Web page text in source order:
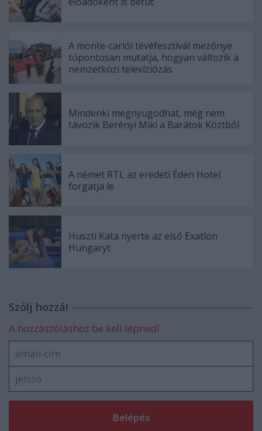
A monte-carlói tévéfesztivál mezőnye
tűpontosan mutatja, hogyan változik a
nemzetközi televíziózás
Mindenki megnyugodhat, még nem
távozik Berényi Miki a Barátok Köztből
A német RTL az eredeti Éden Hotel
forgatja le
Huszti Kata nyerte az első Exatlon
Hungaryt
Szólj hozzá!
A hozzászóláshoz be kell lépned!